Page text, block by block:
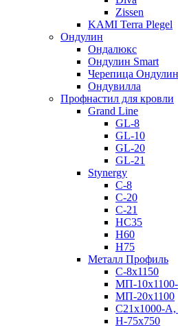
Zissen
KAMI Terra Plegel
Ондулин
Ондалюкс
Ондулин Smart
Черепица Ондулин
Ондувилла
Профнастил для кровли
Grand Line
GL-8
GL-10
GL-20
GL-21
Stynergy
C-8
C-20
C-21
НС35
Н60
H75
Металл Профиль
С-8х1150
МП-
МП-20х1100
С21х1000-
H-75х750